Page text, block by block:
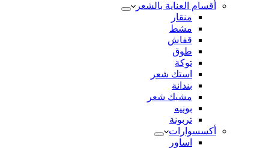
أقسام العناية بالشعر
منقار
مشط
قفاش
طوق
توكة
استك شعر
بندانة
مشبك شعر
بونيه
تربونة
أكسسوارات
اساور